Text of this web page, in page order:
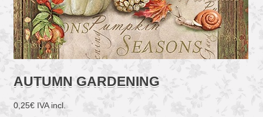
AUTUMN GARDENING
0,25€ IVA incl.